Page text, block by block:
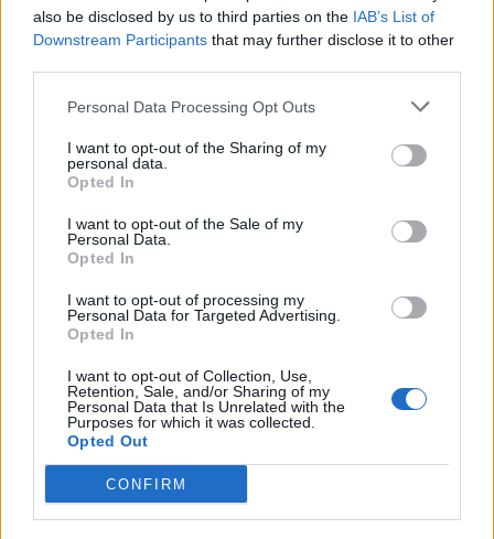
also be disclosed by us to third parties on the IAB’s List of
Downstream Participants that may further disclose it to other
Personal Data Processing Opt Outs
I want to opt-out of the Sharing of my
personal data.
Opted In
I want to opt-out of the Sale of my
Personal Data.
Opted In
I want to opt-out of processing my
Personal Data for Targeted Advertising.
Opted In
I want to opt-out of Collection, Use,
Retention, Sale, and/or Sharing of my
Personal Data that Is Unrelated with the
Purposes for which it was collected.
Opted Out
CONFIRM
ir visprecīzākais un ērtāk lietojamais ikdienas darbā
Bērnu slimnīcā. Pamatojoties uz pilotprojekta
rezultātiem, malnutrīcijas skrīningu nākotnē plānots
ieviest visā stacionārā.
Pēdējos gados Bērnu slimnīcā pieprasījums pēc
uztura speciālistu konsultācijām aug, arvien biežāk
lai viņi palīdzētu izstrādāt atbilstošu uztura terapijas
plānu, kamēr norit ārstēšanās nodaļā. 2025. gadā
uztura speciālisti Bērnu slimnīcā pacientiem nodaļās
snieguši 2593 konsultācijas. Salīdzinot ar 2024. gadu,
Valsts apmaksātas uztura speciālista ambulatorās
konsultācijas ir nodrošinātas pacientiem ar retām un
traucējumiem un tiem bērniem un jauniešiem,
kuriem pienākas paliatīvā aprūpe. Taču lielai